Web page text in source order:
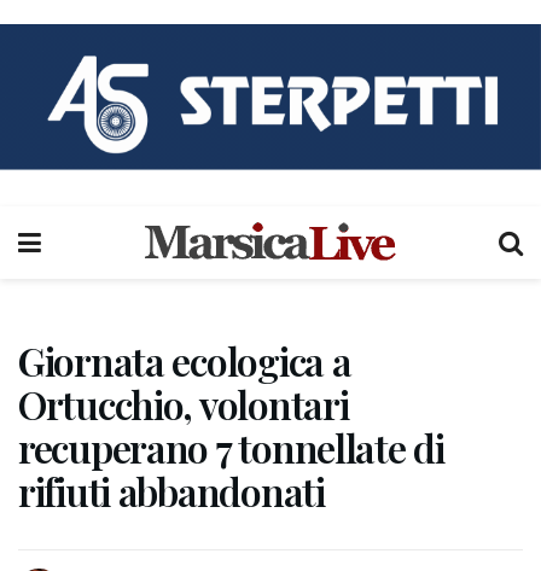
Giornata ecologica a
Ortucchio, volontari
recuperano 7 tonnellate di
rifiuti abbandonati